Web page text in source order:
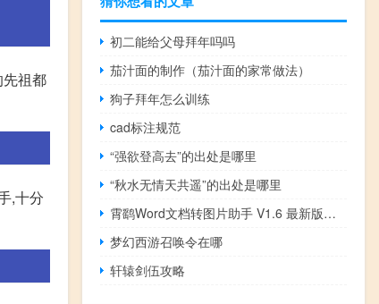
祖都
,十分
初二能给父母拜年吗吗
茄汁面的制作（茄汁面的家常做法）
狗子拜年怎么训练
cad标注规范
“强欲登高去”的出处是哪里
“秋水无情天共遥”的出处是哪里
霄鹞Word文档转图片助手 V1.6 最新版（霄鹞Word文档转图片助手 V1.6 最新版功能简介）
梦幻西游召唤令在哪
轩辕剑伍攻略